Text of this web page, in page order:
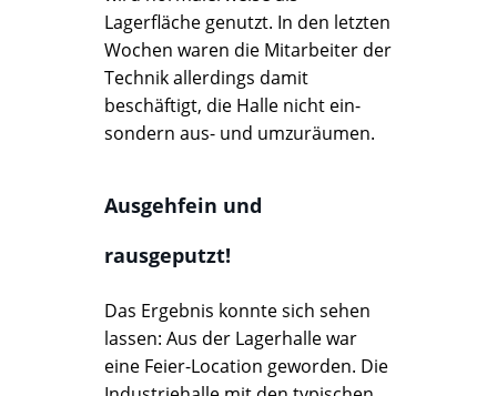
Lagerfläche genutzt. In den letzten
Wochen waren die Mitarbeiter der
Technik allerdings damit
beschäftigt, die Halle nicht ein-
sondern aus- und umzuräumen.
Ausgehfein und
rausgeputzt!
Das Ergebnis konnte sich sehen
lassen: Aus der Lagerhalle war
eine Feier-Location geworden. Die